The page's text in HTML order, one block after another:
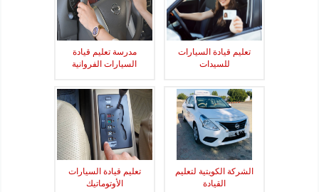
تعليم قيادة السيارات
للسيدات
مدرسة تعليم قيادة
السيارات الفروانية
الشركة الكويتية لتعليم
القيادة
تعليم قيادة السيارات
الأوتوماتيك